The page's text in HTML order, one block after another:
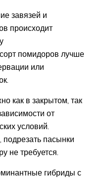
завязей и
происходит
помидоров лучше
или
как в закрытом, так
от
условий.
пасынки
не требуется.
гибриды с